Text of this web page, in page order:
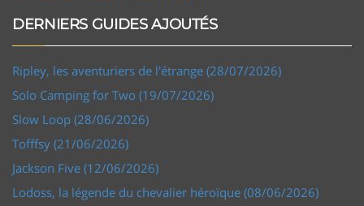
DERNIERS GUIDES AJOUTÉS
Ripley, les aventuriers de l'étrange (28/07/2026)
Solo Camping for Two (19/07/2026)
Slow Loop (28/06/2026)
Tofffsy (21/06/2026)
Jackson Five (12/06/2026)
Lodoss, la légende du chevalier héroïque (08/06/2026)